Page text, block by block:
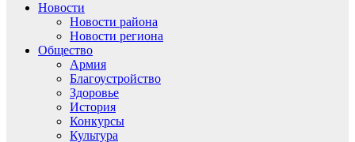
Новости
Новости района
Новости региона
Общество
Армия
Благоустройство
Здоровье
История
Конкурсы
Культура